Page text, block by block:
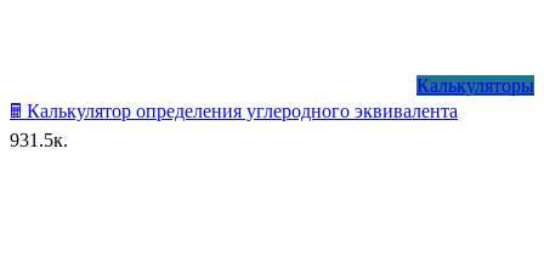
Калькуляторы
🖩 Калькулятор определения углеродного эквивалента
931.5к.